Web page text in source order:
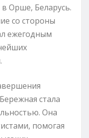
Орше, Беларусь.
со стороны
ежегодным
стала
Она
помогая